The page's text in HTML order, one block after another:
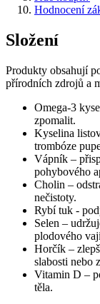
Hodnocení
Složení
Produkty obsahují
přírodních zdrojů a
Omega-3
zpomalit.
Kyselina
trombóze
Vápník –
pohybového
Cholin –
nečistoty.
Rybí tuk -
Selen –
plodového
Horčík –
slabosti nebo
Vitamin D –
těla.